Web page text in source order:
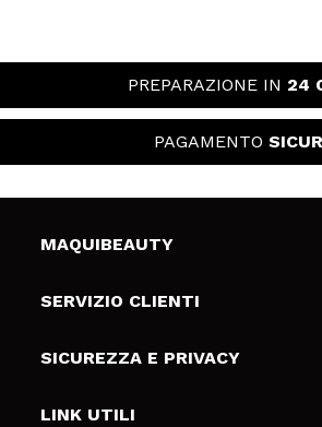
PREPARAZIONE IN 24
PAGAMENTO
MAQUIBEAUTY
Chi siamo
Gift Cards
SERVIZIO CLIENTI
Spedizioni & Resi
Metodi di pagamamento
SICUREZZA E PRIVACY
Termini e condizioni
LINK UTILI